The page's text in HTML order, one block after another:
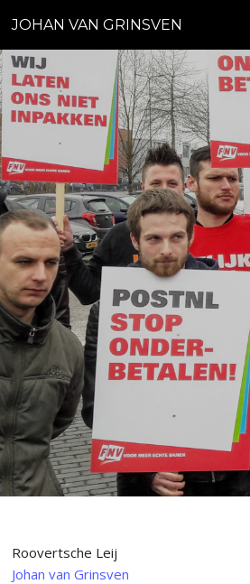
JOHAN VAN GRINSVEN
Roovertsche Leij
Johan van Grinsven